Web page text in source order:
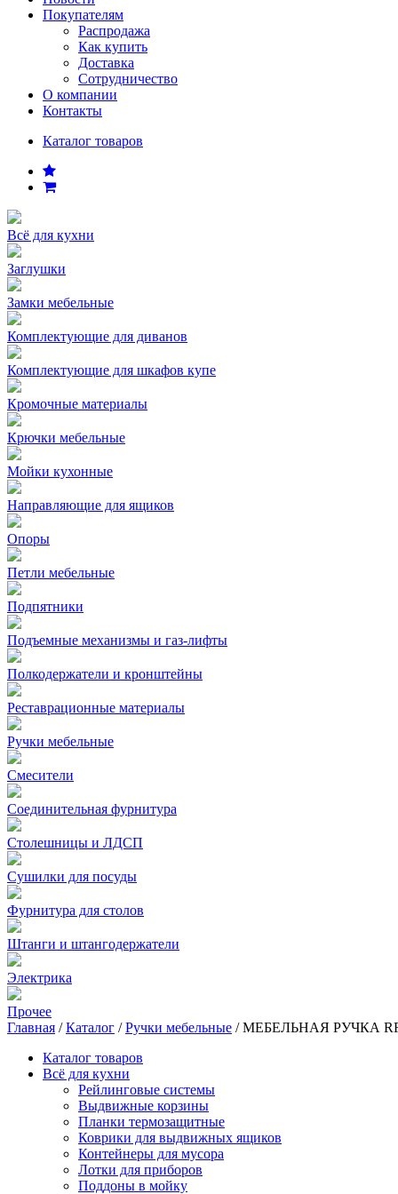
Покупателям
Распродажа
Как купить
Доставка
Сотрудничество
О компании
Контакты
Каталог товаров
Всё для кухни
Заглушки
Замки мебельные
Комплектующие для диванов
Комплектующие для шкафов купе
Кромочные материалы
Крючки мебельные
Мойки кухонные
Направляющие для ящиков
Опоры
Петли мебельные
Подпятники
Подъемные механизмы и газ-лифты
Полкодержатели и кронштейны
Реставрационные материалы
Ручки мебельные
Смесители
Соединительная фурнитура
Столешницы и ЛДСП
Сушилки для посуды
Фурнитура для столов
Штанги и штангодержатели
Электрика
Прочее
Главная /Каталог /Ручки мебельные /МЕБЕЛЬНАЯ РУЧКА
Каталог товаров
Всё для кухни
Рейлинговые системы
Выдвижные корзины
Планки термозащитные
Коврики для выдвижных ящиков
Контейнеры для мусора
Лотки для приборов
Поддоны в мойку